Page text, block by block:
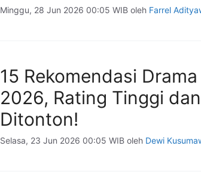
Minggu, 28 Jun 2026 00:05 WIB oleh Farrel
15 Rekomendasi
2026, Rating Tinggi
Ditonton!
Selasa, 23 Jun 2026 00:05 WIB oleh Dewi